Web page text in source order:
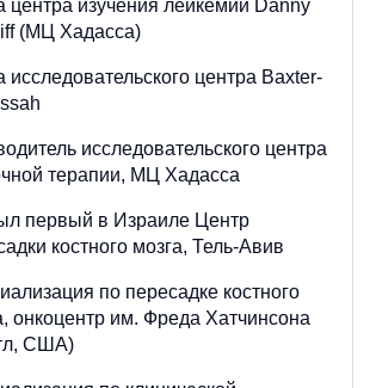
центра изучения лейкемии Danny
(МЦ Хадасса)
исследовательского центра Baxter-
исследовательского центра
терапии, МЦ Хадасса
первый в Израиле Центр
костного мозга, Тель-Авив
по пересадке костного
онкоцентр им. Фреда Хатчинсона
США)